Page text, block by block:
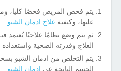
يتم فحص المريض فحصًا كليا،
عليها، وكيفية علاج ادمان الشبو.
ثم يتم وضع نظامًا علاجيًا يُعتمد
العلاج وقدرته الصحية واستعداده
يتم التخلص من ادمان الشبو
الجسم الناتجة عن ادمان الشبو.